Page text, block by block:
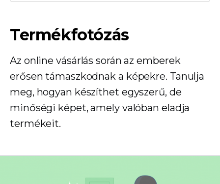
Termékfotózás
Az online vásárlás során az emberek
erősen támaszkodnak a képekre. Tanulja
meg, hogyan készíthet egyszerű, de
minőségi képet, amely valóban eladja
termékeit.